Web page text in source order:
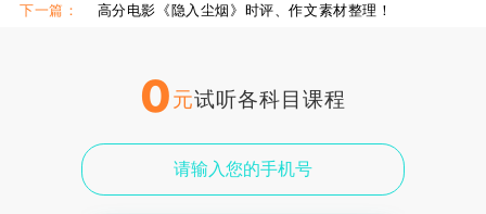
下一篇： 高分电影《隐入尘烟》时评、作文素材整理！
0元试听各科目课程